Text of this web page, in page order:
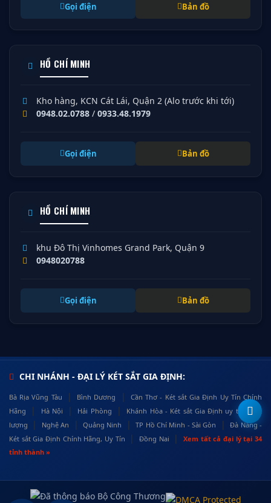
Gọi điện Bản đồ
HỒ CHÍ MINH
Kho hàng, KCN Cát Lái, Quận 2 (Alo trước khi tới)
0948.02.0788 / 0933.48.1979
Gọi điện Bản đồ
HỒ CHÍ MINH
khu Đô Thị Vinhomes Grand Park, Quận 9
0948020788
Gọi điện Bản đồ
CHI NHÁNH - ĐẠI LÝ KÉT SẮT GIA ĐỊNH:
Bà Rịa Vũng Tàu | Bình Dương |
Cần Thơ - Két sắt Gia Định Uy Tín Chính
Hãng
| Hà Nội | Hải Phòng |
Khánh Hòa - Két sắt Gia Định uy tín, chất
lượng
| Nghệ An | Quảng Ninh | TP Hồ Chí Minh - Sài Gòn |
Đà Nẵng -
Két sắt Gia Định Chính Hãng, Uy Tín
| Đồng Nai |
Xem tất cả đại lý tại 34
tỉnh thành »